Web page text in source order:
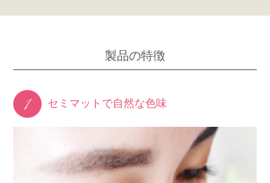
製品の特徴
セミマットで自然な色味